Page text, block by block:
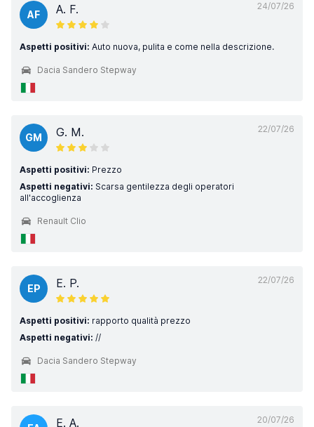
24/07/26
AF A. F.
Aspetti positivi: Auto nuova, pulita e come nella descrizione.
Dacia Sandero Stepway
22/07/26
GM G. M.
Aspetti positivi: Prezzo
Aspetti negativi: Scarsa gentilezza degli operatori
all'accoglienza
Renault Clio
22/07/26
EP E. P.
Aspetti positivi: rapporto qualità prezzo
Aspetti negativi: //
Dacia Sandero Stepway
20/07/26
E. A.